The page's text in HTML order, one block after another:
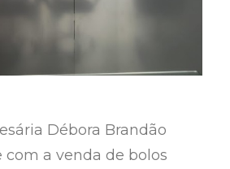
Débora Brandão
com a venda de bolos